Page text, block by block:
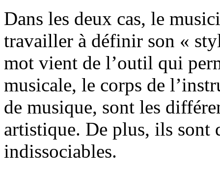
Dans les deux cas, le
travailler à définir son «
mot vient de l’outil qui
musicale, le corps de
de musique, sont les
artistique. De plus, ils sont
indissociables.